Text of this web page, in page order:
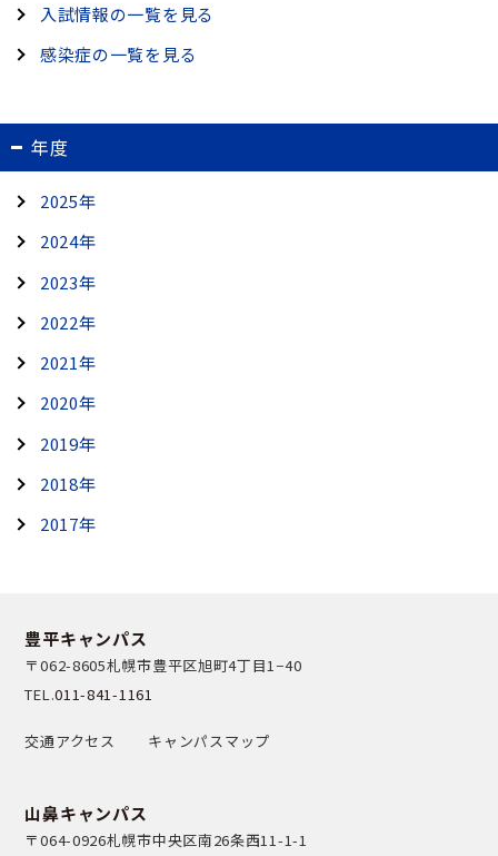
入試情報の一覧を見る
感染症の一覧を見る
年度
2025年
2024年
2023年
2022年
2021年
2020年
2019年
2018年
2017年
豊平キャンパス
〒062-8605札幌市豊平区旭町4丁目1−40
TEL.011-841-1161
交通アクセス キャンパスマップ
山鼻キャンパス
〒064-0926札幌市中央区南26条西11-1-1